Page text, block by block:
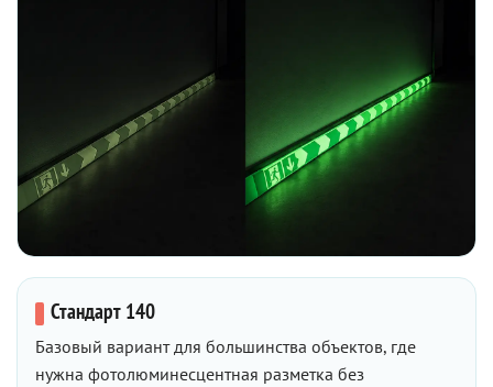
Стандарт 140
Базовый вариант для большинства объектов, где
нужна фотолюминесцентная разметка без